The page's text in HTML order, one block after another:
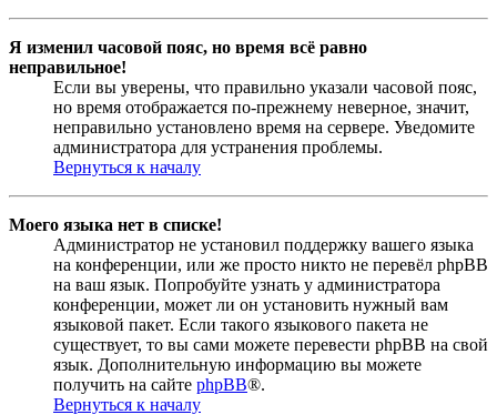
Я изменил часовой пояс, но время всё равно
неправильное!
Если вы уверены, что правильно указали часовой пояс,
но время отображается по-прежнему неверное, значит,
неправильно установлено время на сервере. Уведомите
администратора для устранения проблемы.
Вернуться к началу
Моего языка нет в списке!
Администратор не установил поддержку вашего языка
на конференции, или же просто никто не перевёл phpBB
на ваш язык. Попробуйте узнать у администратора
конференции, может ли он установить нужный вам
языковой пакет. Если такого языкового пакета не
существует, то вы сами можете перевести phpBB на свой
язык. Дополнительную информацию вы можете
получить на сайте phpBB®.
Вернуться к началу